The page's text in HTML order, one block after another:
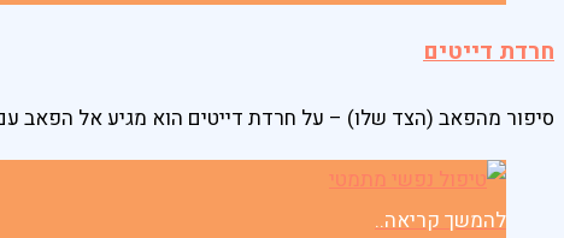
חרדת דייטים
סיפור מהפאב (הצד שלו) – על חרדת דייטים הוא מגיע אל הפאב
להמשך קריאה..